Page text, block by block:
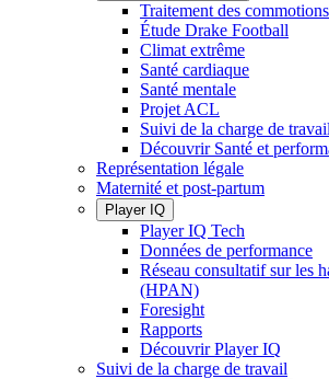
Traitement des
Étude Drake Football
Climat extrême
Santé cardiaque
Santé mentale
Projet ACL
Suivi de la charge de travail
Découvrir Santé et
Représentation légale
Maternité et post-partum
Player IQ
Player IQ Tech
Données de performance
Réseau consultatif sur les
(HPAN)
Foresight
Rapports
Découvrir Player IQ
Suivi de la charge de travail